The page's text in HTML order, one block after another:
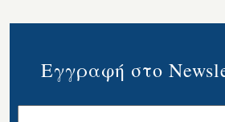
Εγγραφή στο